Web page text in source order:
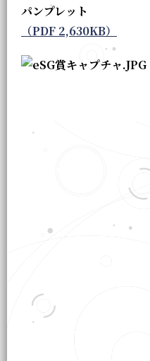
パンプレット
（PDF 2,630KB）